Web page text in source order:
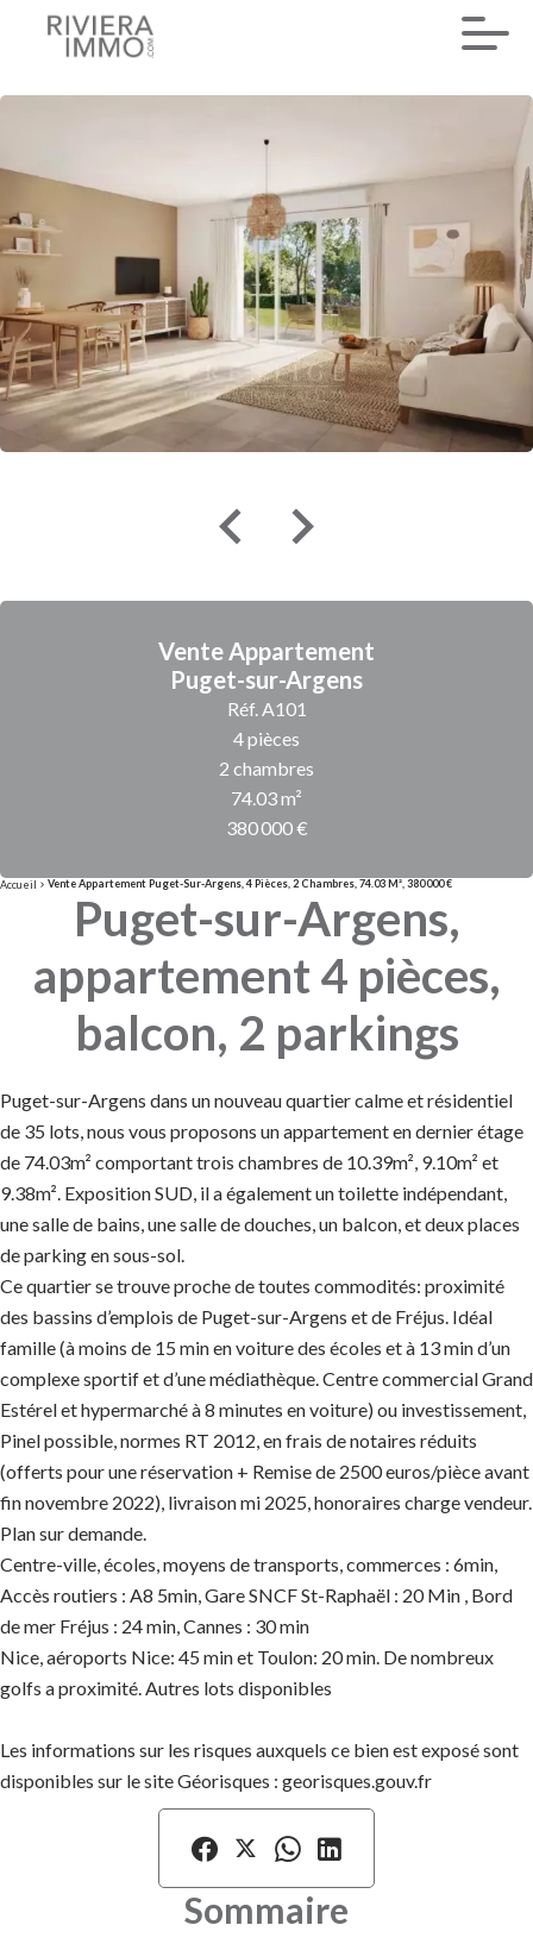
Vente Appartement
Puget-sur-Argens
Réf. A101
4 pièces
2 chambres
74.03 m²
380 000 €
Accueil Vente Appartement Puget-Sur-Argens, 4 Pièces, 2 Chambres, 74.03 M², 380 000 €
Puget-sur-Argens,
appartement 4 pièces,
balcon, 2 parkings
Puget-sur-Argens dans un nouveau quartier calme et résidentiel
de 35 lots, nous vous proposons un appartement en dernier étage
de 74.03m² comportant trois chambres de 10.39m², 9.10m² et
9.38m². Exposition SUD, il a également un toilette indépendant,
une salle de bains, une salle de douches, un balcon, et deux places
de parking en sous-sol.
Ce quartier se trouve proche de toutes commodités: proximité
des bassins d’emplois de Puget-sur-Argens et de Fréjus. Idéal
famille (à moins de 15 min en voiture des écoles et à 13 min d’un
complexe sportif et d’une médiathèque. Centre commercial Grand
Estérel et hypermarché à 8 minutes en voiture) ou investissement,
Pinel possible, normes RT 2012, en frais de notaires réduits
(offerts pour une réservation + Remise de 2500 euros/pièce avant
fin novembre 2022), livraison mi 2025, honoraires charge vendeur.
Plan sur demande.
Centre-ville, écoles, moyens de transports, commerces : 6min,
Accès routiers : A8 5min, Gare SNCF St-Raphaël : 20 Min , Bord
de mer Fréjus : 24 min, Cannes : 30 min
Nice, aéroports Nice: 45 min et Toulon: 20 min. De nombreux
golfs a proximité. Autres lots disponibles
Les informations sur les risques auxquels ce bien est exposé sont
disponibles sur le site Géorisques : georisques.gouv.fr
Sommaire